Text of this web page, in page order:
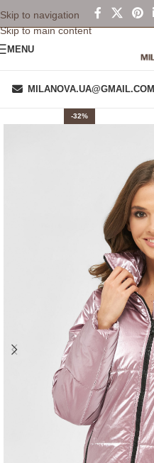
Skip to navigation
Skip to main content
MENU
MILANOVA.UA@GMAIL.COM
-32%